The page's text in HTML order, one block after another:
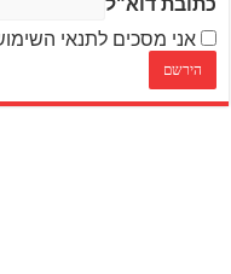
כתובת דוא"ל
אני מסכים לתנאי